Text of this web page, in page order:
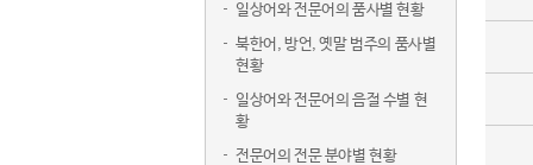
일상어와 전문어의 품사별 현황
북한어, 방언, 옛말 범주의 품사별
현황
일상어와 전문어의 음절 수별 현
황
전문어의 전문 분야별 현황